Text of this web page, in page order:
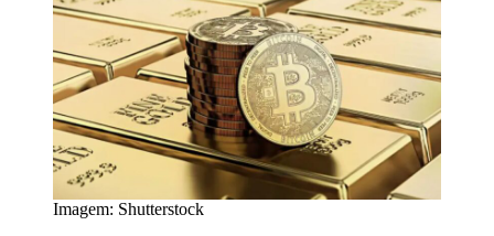
Imagem: Shutterstock